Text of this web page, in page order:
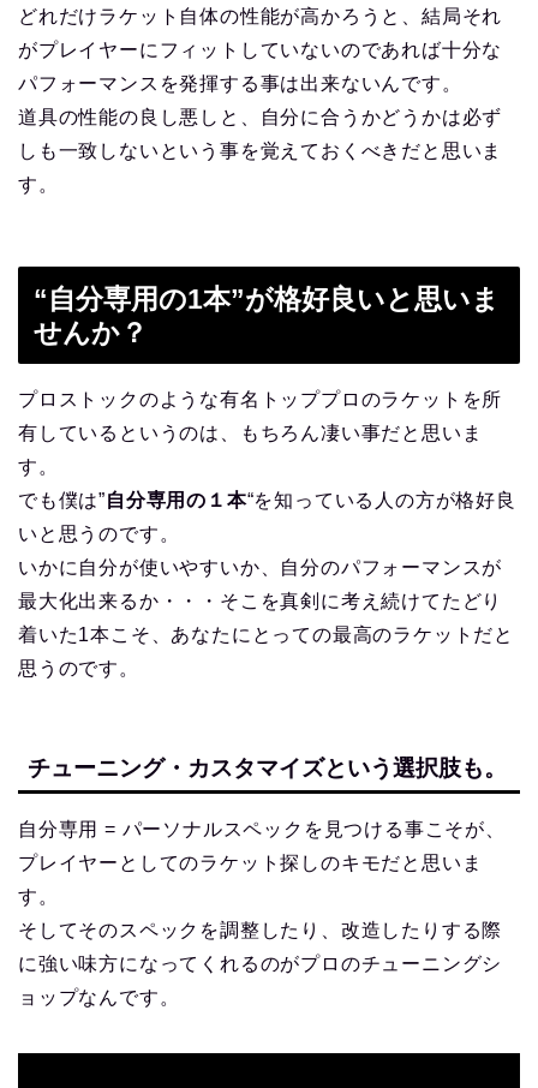
どれだけラケット自体の性能が高かろうと、結局それ
がプレイヤーにフィットしていないのであれば十分な
パフォーマンスを発揮する事は出来ないんです。
道具の性能の良し悪しと、自分に合うかどうかは必ず
しも一致しないという事を覚えておくべきだと思いま
す。
“自分専用の1本”が格好良いと思いま
せんか？
プロストックのような有名トッププロのラケットを所
有しているというのは、もちろん凄い事だと思いま
す。
でも僕は”自分専用の１本“を知っている人の方が格好良
いと思うのです。
いかに自分が使いやすいか、自分のパフォーマンスが
最大化出来るか・・・そこを真剣に考え続けてたどり
着いた1本こそ、あなたにとっての最高のラケットだと
思うのです。
チューニング・カスタマイズという選択肢も。
自分専用 = パーソナルスペックを見つける事こそが、
プレイヤーとしてのラケット探しのキモだと思いま
す。
そしてそのスペックを調整したり、改造したりする際
に強い味方になってくれるのがプロのチューニングシ
ョップなんです。